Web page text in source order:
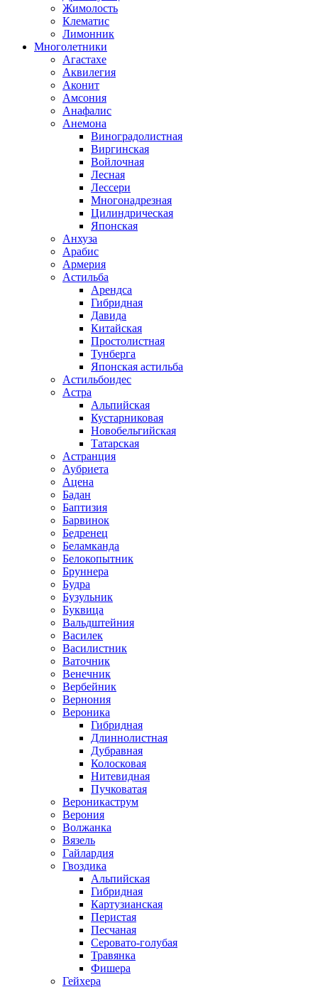
Жимолость
Клематис
Лимонник
Многолетники
Агастахе
Аквилегия
Аконит
Амсония
Анафалис
Анемона
Виноградолистная
Виргинская
Войлочная
Лесная
Лессери
Многонадрезная
Цилиндрическая
Японская
Анхуза
Арабис
Армерия
Астильба
Арендса
Гибридная
Давида
Китайская
Простолистная
Тунберга
Японская астильба
Астильбоидес
Астра
Альпийская
Кустарниковая
Новобельгийская
Татарская
Астранция
Аубриета
Ацена
Бадан
Баптизия
Барвинок
Бедренец
Беламканда
Белокопытник
Бруннера
Будра
Бузульник
Буквица
Вальдштейния
Василек
Василистник
Ваточник
Венечник
Вербейник
Вернония
Вероника
Гибридная
Длиннолистная
Дубравная
Колосковая
Нитевидная
Пучковатая
Вероникаструм
Верония
Волжанка
Вязель
Гайлардия
Гвоздика
Альпийская
Гибридная
Картузианская
Перистая
Песчаная
Серовато-голубая
Травянка
Фишера
Гейхера